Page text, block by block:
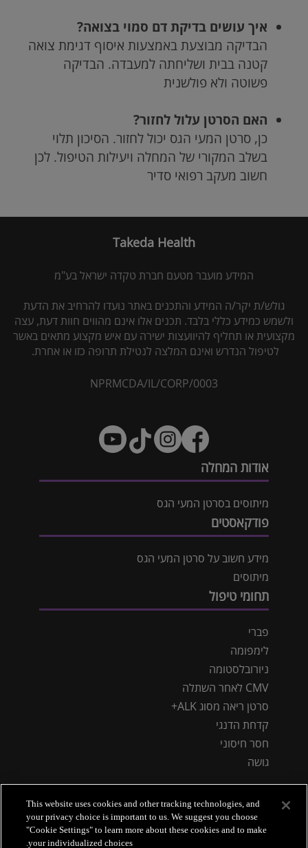
איך עושים בדיקת דם סמוי בצואה?
הבדיקה מבוצעת באמצעות איסוף דגימת צואה
קטנה בבית ושליחתה למעבדה. הבדיקה
פשוטה ולא פולשנית
האם הסרטן עלול לחזור?
כן, סרטן המעי הגס יכול לחזור. הסיכון תלוי
בשלב המקורי של המחלה ויעילות הטיפול. לכן
חשוב מעקב רפואי סדיר
Takeda Health
המידע מועבר מטעם חברת טקדה ישראל בע"מ
גולש/ת יקר/ה המידע והתכנים באתר נועדו להרחיב את הדעת
ולשמש כמידע כללי בלבד. תכנים אלו אינם מהווים חוות דעת, עצה
מקצועית או תחליף להיוועצות ישירה עם איש מקצוע מתאים באשר
לטיפול הנדרש ואינם המלצה לנטילת תרופה כזו או אחרת.
NPRMCDA/IL/CORP/0003
אודות המחלה
מיתוסים בסרטן המעי הגס
פודקאסטים
מידע חשוב על סרטן המעי הגס
מיתוסים
תחומי טיפול
פברי
לימפומה
ניורובלסטומה
CMV לאחר השתלה
סרטן ריאה מסוג ALK+
קדחת הדנגי
חסר חיסוני
גושה
This website uses cookies and other tracking technologies, and
your privacy choice is important to us. We suggest you choose
"Cookie Settings" to learn more about these cookies and to make
your individualized choices.